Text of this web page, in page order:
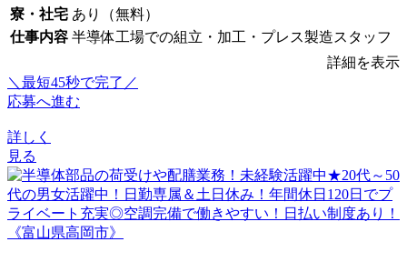
寮・社宅 あり（無料）
仕事内容 半導体工場での組立・加工・プレス製造スタッフ
詳細を表示
＼最短45秒で完了／
応募へ進む
詳しく
見る